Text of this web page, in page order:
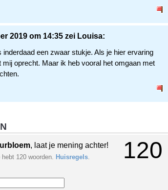
2019 om 14:35 zei Louisa:
inderdaad een zwaar stukje. Als je hier ervaring
mij oprecht. Maar ik heb vooral het omgaan met
120
, laat je mening achter!
120 woorden. Huisregels.